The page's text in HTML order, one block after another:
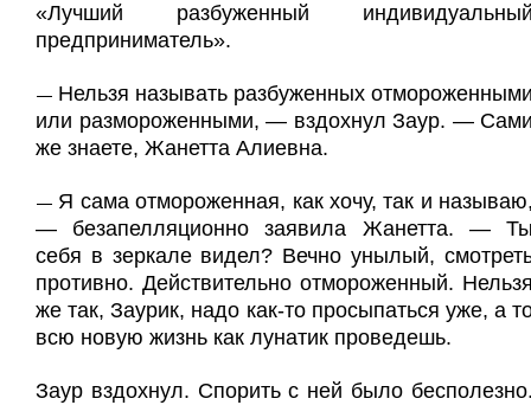
«Лучший разбуженный
предприниматель».
— Нельзя называть разбуженных
или размороженными, — вздохнул Заур. —
же знаете, Жанетта Алиевна.
— Я сама отмороженная, как хочу, так и
— безапелляционно заявила Жанетта. —
себя в зеркале видел? Вечно унылый,
противно. Действительно отмороженный.
же так, Заурик, надо как-то просыпаться уже, а
всю новую жизнь как лунатик проведешь.
Заур вздохнул. Спорить с ней было